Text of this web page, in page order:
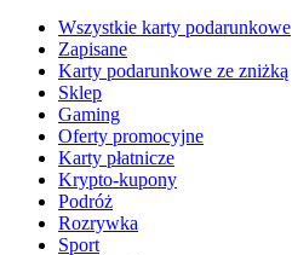
Wszystkie karty podarunkowe
Zapisane
Karty podarunkowe ze zniżką
Sklep
Gaming
Oferty promocyjne
Karty płatnicze
Krypto-kupony
Podróż
Rozrywka
Sport